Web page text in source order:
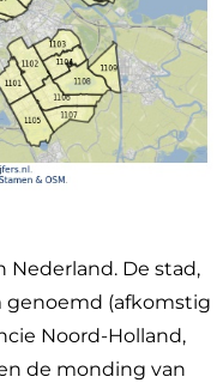
Nederland. De stad,
genoemd (afkomstig
Noord-Holland,
de monding van